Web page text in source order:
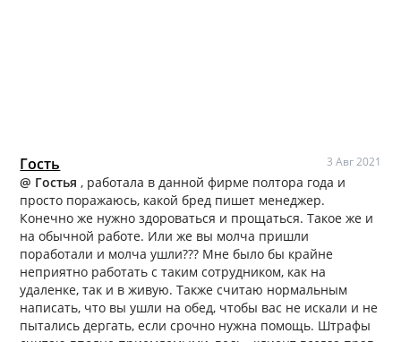
Гость 3 Авг 2021
@ Гостья , работала в данной фирме полтора года и
просто поражаюсь, какой бред пишет менеджер.
Конечно же нужно здороваться и прощаться. Такое же и
на обычной работе. Или же вы молча пришли
поработали и молча ушли??? Мне было бы крайне
неприятно работать с таким сотрудником, как на
удаленке, так и в живую. Также считаю нормальным
написать, что вы ушли на обед, чтобы вас не искали и не
пытались дергать, если срочно нужна помощь. Штрафы